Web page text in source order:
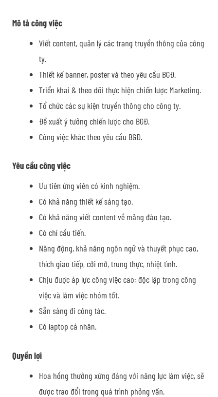
Mô tả công việc
Viết content, quản lý các trang truyền thông của công
ty.
Thiết kế banner, poster và theo yêu cầu BGĐ.
Triển khai & theo dõi thực hiện chiến lược Marketing.
Tổ chức các sự kiện truyền thông cho công ty.
Đề xuất ý tưởng chiến lược cho BGĐ.
Công việc khác theo yêu cầu BGĐ.
Yêu cầu công việc
Ưu tiên ứng viên có kinh nghiệm.
Có khả năng thiết kế sáng tạo.
Có khả năng viết content về mảng đào tạo.
Có chí cầu tiến.
Năng động, khả năng ngôn ngữ và thuyết phục cao,
thích giao tiếp, cởi mở, trung thực, nhiệt tình.
Chịu được áp lực công việc cao; độc lập trong công
việc và làm việc nhóm tốt.
Sẵn sàng đi công tác.
Có laptop cá nhân.
Quyền lợi
Hoa hồng thưởng xứng đáng với năng lực làm việc, sẽ
được trao đổi trong quá trình phỏng vấn.